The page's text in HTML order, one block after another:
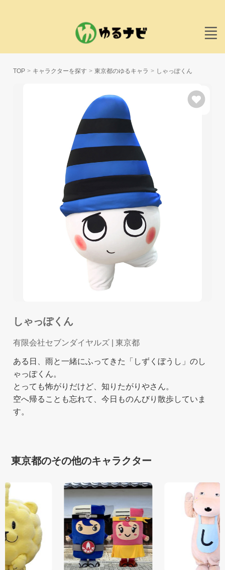
TOP キャラクターを探す 東京都のゆるキャラ しゃっぽくん
しゃっぽくん
有限会社セブンダイヤルズ | 東京都
ある日、雨と一緒にふってきた「しずくぼうし」のし
ゃっぽくん。
とっても怖がりだけど、知りたがりやさん。
空へ帰ることも忘れて、今日ものんびり散歩していま
す。
東京都のその他のキャラクター